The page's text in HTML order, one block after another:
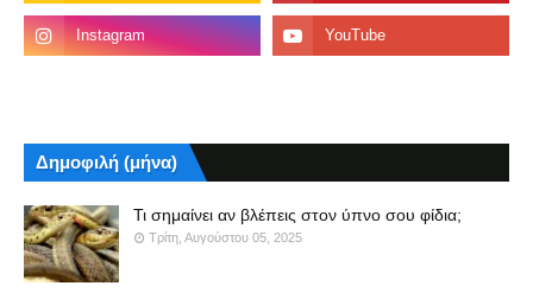
Δημοφιλή (μήνα)
Τι σημαίνει αν βλέπεις στον ύπνο σου φίδια;
Τρίτη, Αυγούστου 05, 2025